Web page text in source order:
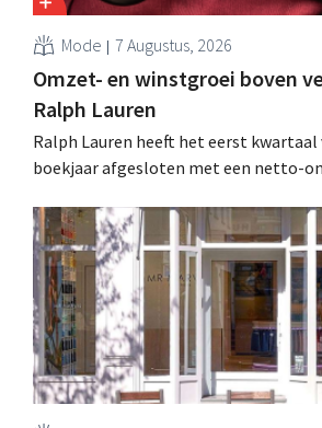
Mode 7 Augustus, 2026
Omzet- en winstgroei boven
Ralph Lauren
Ralph Lauren heeft het eerst
boekjaar afgesloten met een netto-
is dan een jaar eerder. Na die beter
verhoogt het bedrijf ook zijn
volledige boekjaar.